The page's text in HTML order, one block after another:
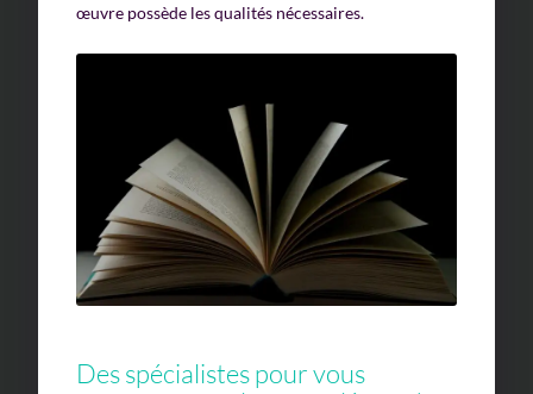
œuvre possède les qualités nécessaires.
Des spécialistes pour vous